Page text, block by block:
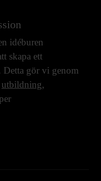
idéburen
skapa ett
Detta gör vi genom
utbildning,